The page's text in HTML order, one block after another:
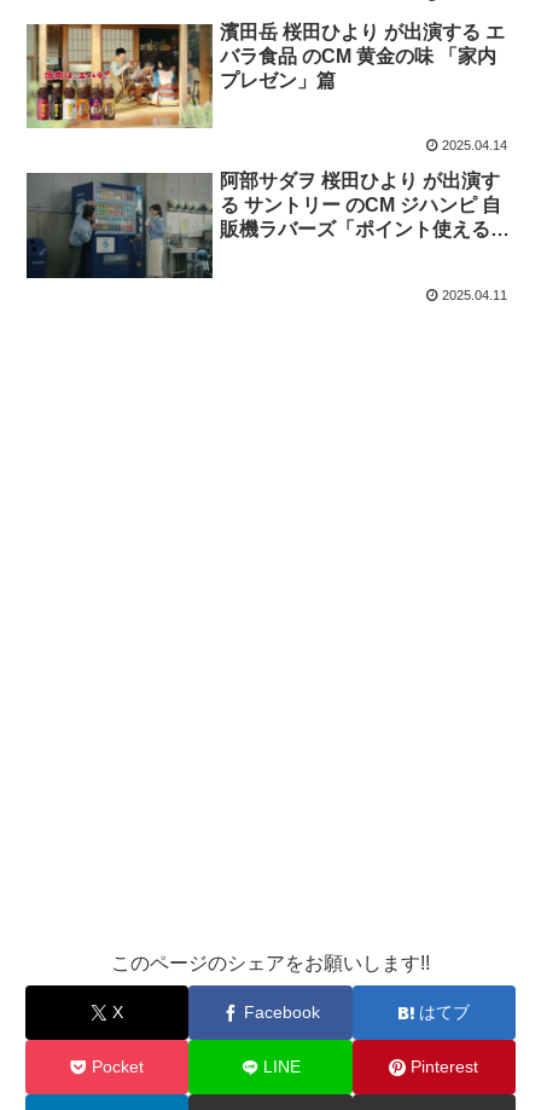
濱田岳 桜田ひより が出演する エ
バラ食品 のCM 黄金の味 「家内
プレゼン」篇
2025.04.14
阿部サダヲ 桜田ひより が出演す
る サントリー のCM ジハンピ 自
販機ラバーズ「ポイント使える」
2025.04.11
このページのシェアをお願いします!!
X Facebook はてブ
Pocket LINE Pinterest